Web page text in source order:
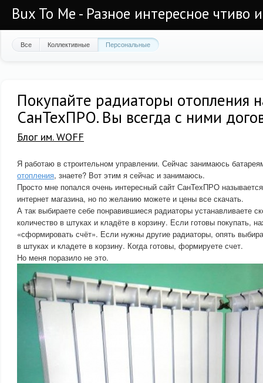
Bux To Me - Разное интересное чтиво
Все Коллективные Персональные
Покупайте радиаторы отопления
СанТехПРО. Вы всегда с ними
Блог им. WOFF
Я работаю в строительном управлении. Сейчас занимаюсь
отопления, знаете? Вот этим я сейчас и занимаюсь.
Просто мне попался очень интересный сайт СанТехПРО
интернет магазина, но по желанию можете и цены все скачать.
А так выбираете себе понравившиеся радиаторы устанавливаете
количество в штуках и кладёте в корзину. Если готовы покупать,
«сформировать счёт». Если нужны другие радиаторы, опять
в штуках и кладете в корзину. Когда готовы, формируете счет.
Но меня поразило не это.